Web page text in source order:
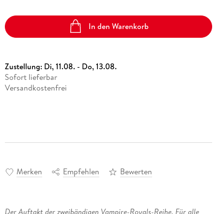
In den Warenkorb
Zustellung: Di, 11.08. - Do, 13.08.
Sofort lieferbar
Versandkostenfrei
Merken Empfehlen Bewerten
Der Auftakt der zweibändigen Vampire-Royals-Reihe. Für alle